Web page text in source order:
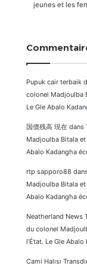
jeunes et les
Pupuk cair terbaik
colonel Madjoulba
Le Gle Abalo
国債残高 現在 dans
Madjoulba Bitala et
Abalo Kadangha
rtp sapporo88
Madjoulba Bitala et
Abalo Kadangha
Neatherland News
du colonel
l’État. Le Gle
Cami Halısı